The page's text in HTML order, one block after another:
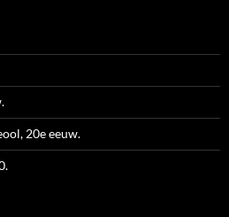
20e eeuw.